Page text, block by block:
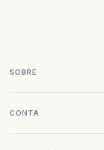
SOBRE
História
CONTA